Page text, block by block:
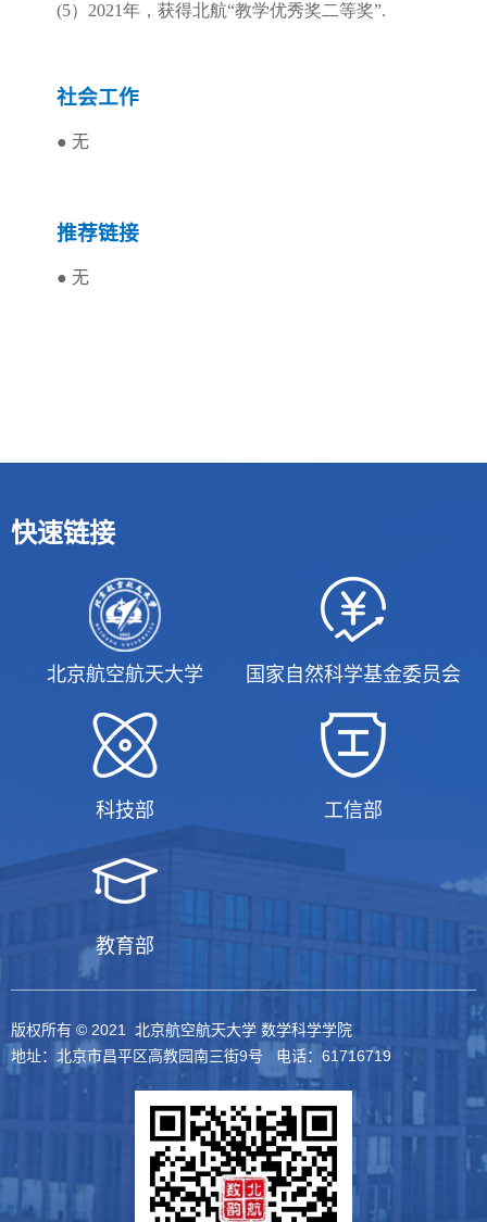
(5） 2021年，获得北航“教学优秀奖二等奖”.
社会工作
● 无
推荐链接
● 无
快速链接
北京航空航天大学 国家自然科学基金委员会
科技部 工信部
教育部
版权所有 © 2021 北京航空航天大学 数学科学学院
地址：北京市昌平区高教园南三街9号 电话：61716719